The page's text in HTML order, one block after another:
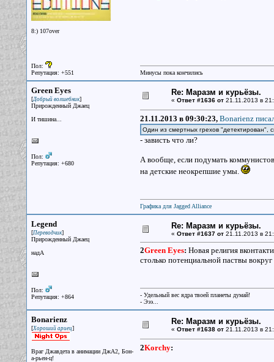
8:) 107over
Пол:
Репутация: +551
Минусы пока кончились
Green Eyes
[Добрый волшебник]
Прирожденный Джаец
И тишина...
Пол:
Репутация: +680
Re: Маразм и курьёзы.
« Ответ #1636 от21.11.2013 в
21.11.2013 в 09:30:23, Bonarienz
Один из смертных грехов "детектирован",
- зависть что ли?
А вообще, если подумать
на детские неокрепшие умы.
Графика для Jagged Alliance
Legend
[Переводчик]
Прирожденный Джаец
надА
Пол:
Репутация: +864
Re: Маразм и курьёзы.
« Ответ #1637 от21.11.2013 в
2Green Eyes: Новая религия
столько потенциальной паствы
- Удельный вес ядра твоей планеты думай!
- Эээ...
Bonarienz
[Хороший ариец]
Враг Джавдета в анимации ДжА2, Бон-
а-рьен-ц!
Re: Маразм и курьёзы.
« Ответ #1638 от21.11.2013 в
2Korchy: